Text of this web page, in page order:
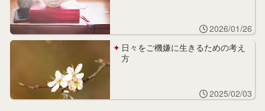
2026/01/26
日々をご機嫌に生きるための考え
方
2025/02/03